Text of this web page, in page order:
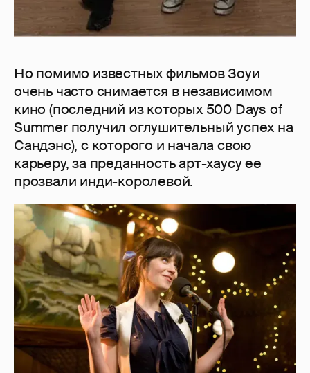
Но помимо известных фильмов Зоуи
очень часто снимается в независимом
кино (последний из которых 500 Days of
Summer получил оглушительный успех на
Сандэнс), с которого и начала свою
карьеру, за преданность арт-хаусу ее
прозвали инди-королевой.